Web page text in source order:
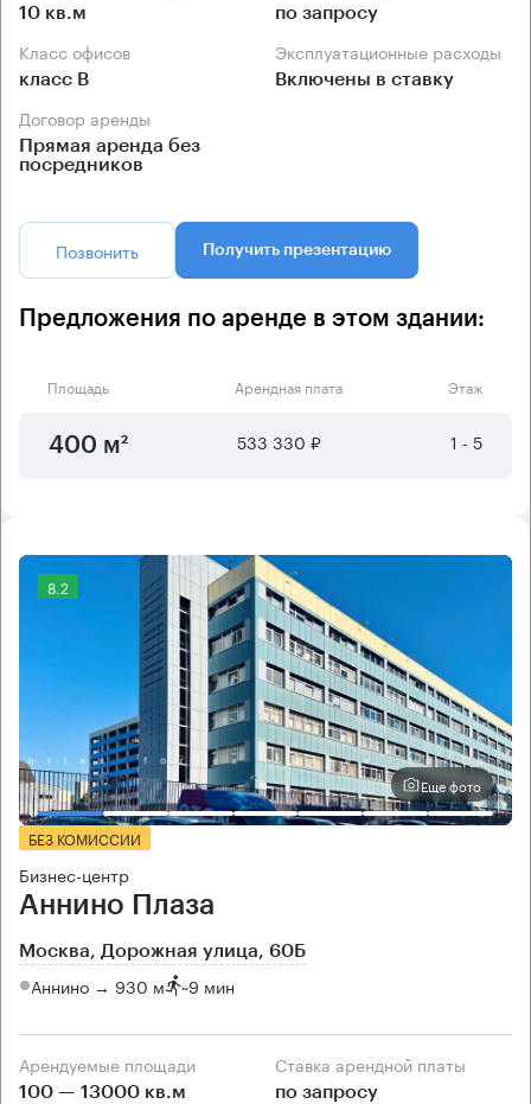
10 кв.м по запросу
Класс офисов
класс B
Эксплуатационные расходы
Включены в ставку
Договор аренды
Прямая аренда без
посредников
Позвонить Получить презентацию
Предложения по аренде в этом здании:
Площадь Арендная плата Этаж
400 м² 533 330 ₽ 1 - 5
8.2
Еще фото
БЕЗ КОМИССИИ
Бизнес-центр
Аннино Плаза
Москва, Дорожная улица, 60Б
Аннино → 930 м ~9 мин
Арендуемые площади
100 — 13000 кв.м
Ставка арендной платы
по запросу